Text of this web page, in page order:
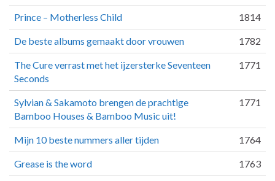
Prince – Motherless Child 1814
De beste albums gemaakt door vrouwen 1782
The Cure verrast met het ijzersterke Seventeen
Seconds
1771
Sylvian & Sakamoto brengen de prachtige
Bamboo Houses & Bamboo Music uit!
1771
Mijn 10 beste nummers aller tijden 1764
Grease is the word 1763